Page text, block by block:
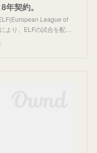
契約。
League of
より、ELFの試合を配…